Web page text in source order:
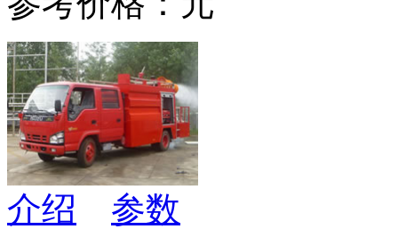
介绍
参数